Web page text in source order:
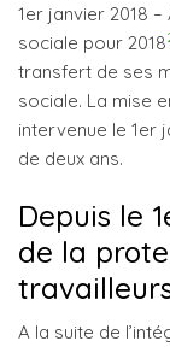
1er janvier 2018
sociale pour 2018
transfert de ses
sociale. La mise
intervenue le 1er
de deux ans.
Depuis le
de la
A la suite de